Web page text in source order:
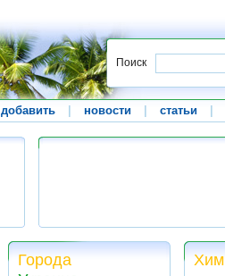
Поиск
добавить новости статьи
Города